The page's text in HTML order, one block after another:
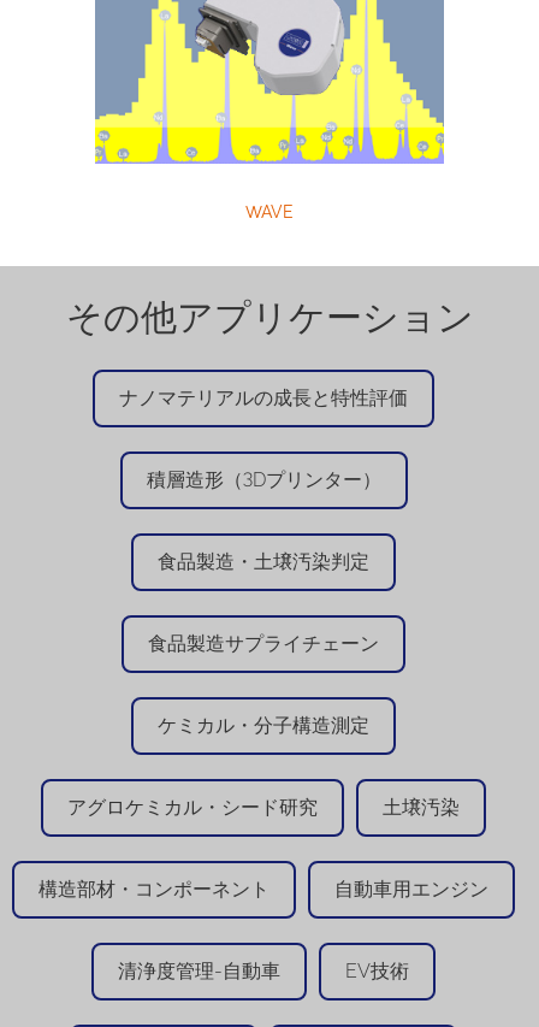
WAVE
その他アプリケーション
ナノマテリアルの成長と特性評価
積層造形（3Dプリンター）
食品製造・土壌汚染判定
食品製造サプライチェーン
ケミカル・分子構造測定
アグロケミカル・シード研究 土壌汚染
構造部材・コンポーネント 自動車用エンジン
清浄度管理-自動車 EV技術